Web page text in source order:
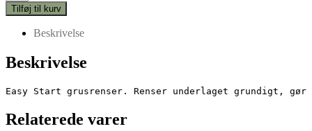
Gravel
Cleaner
Gennemsigtig
33cm
antal
Tilføj til kurv
Beskrivelse
Beskrivelse
Easy Start grusrenser. Renser underlaget grundigt,
Relaterede varer